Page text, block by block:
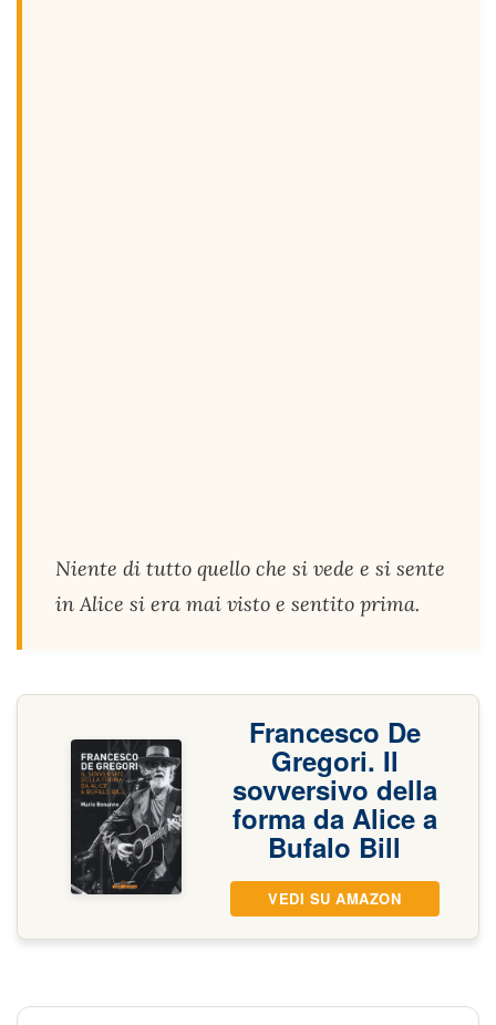
Niente di tutto quello che si vede e si sente
in Alice si era mai visto e sentito prima.
Francesco De
Gregori. Il
sovversivo della
forma da Alice a
Bufalo Bill
VEDI SU AMAZON